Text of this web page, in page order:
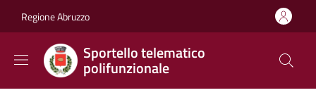
Regione Abruzzo
Sportello telematico
polifunzionale